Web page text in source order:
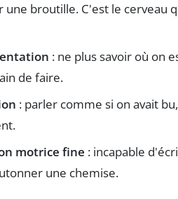
une broutille. C'est le cerveau
: ne plus savoir où on
de faire.
: parler comme si on avait bu,
motrice fine : incapable
une chemise.